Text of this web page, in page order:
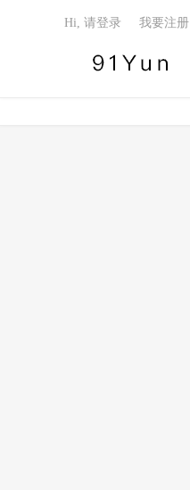
Hi, 请登录 我要注册